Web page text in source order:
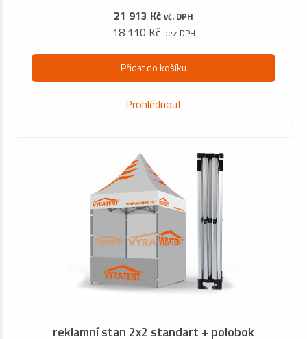
21 913 Kč vč. DPH
18 110 Kč bez DPH
Přidat do košíku
Prohlédnout
reklamní stan 2x2 standart + polobok